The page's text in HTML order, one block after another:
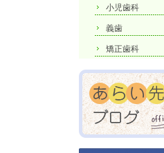
小児歯科
義歯
矯正歯科